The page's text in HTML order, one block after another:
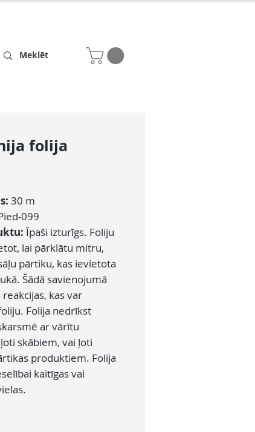
folija
30 m
099
Īpaši izturīgs. Foliju
lai pārklātu mitru,
pārtiku, kas ievietota
Šādā savienojumā
kas var
Folija nedrīkst
ar vārītu
skābiem, vai ļoti
produktiem. Folija
kaitīgas vai